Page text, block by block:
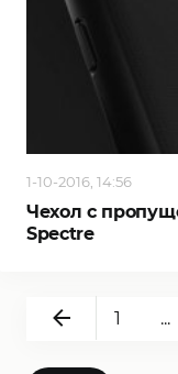
1-10-2016, 14:56
Чехол c
Spectre
Назад1 ...